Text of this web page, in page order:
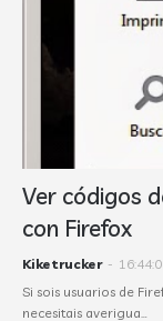
Ver códigos
con Firefox
Kiketrucker -
Si sois usuarios de
necesitais averigua…